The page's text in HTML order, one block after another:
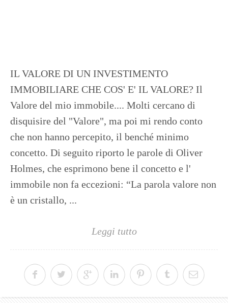
IL VALORE DI UN INVESTIMENTO
IMMOBILIARE CHE COS' E' IL VALORE? Il
Valore del mio immobile.... Molti cercano di
disquisire del "Valore", ma poi mi rendo conto
che non hanno percepito, il benché minimo
concetto. Di seguito riporto le parole di Oliver
Holmes, che esprimono bene il concetto e l'
immobile non fa eccezioni: “La parola valore non
è un cristallo, ...
Leggi tutto